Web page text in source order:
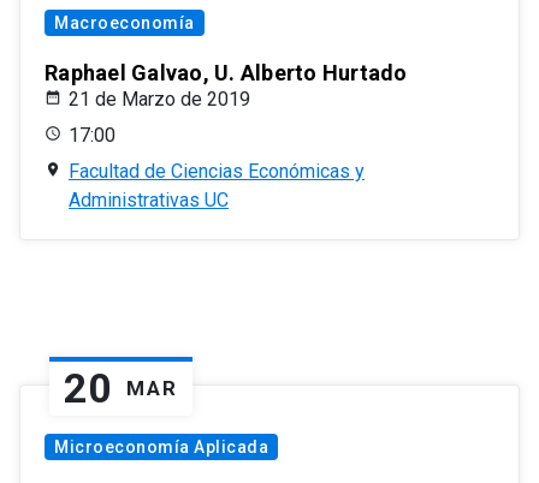
Macroeconomía
Raphael Galvao, U. Alberto Hurtado
21 de Marzo de 2019
17:00
Facultad de Ciencias Económicas y
Administrativas UC
20 MAR
Microeconomía Aplicada